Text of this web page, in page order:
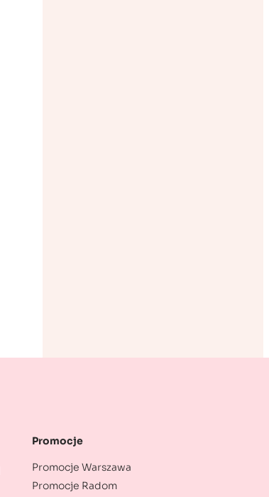
Promocje
Promocje Warszawa
Promocje Radom